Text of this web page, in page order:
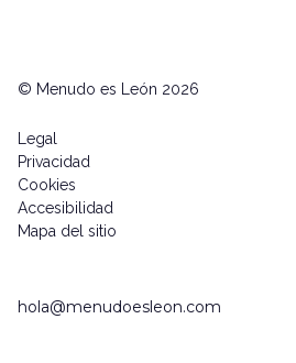
© Menudo es León 2026
Legal
Privacidad
Cookies
Accesibilidad
Mapa del sitio
hola@menudoesleon.com